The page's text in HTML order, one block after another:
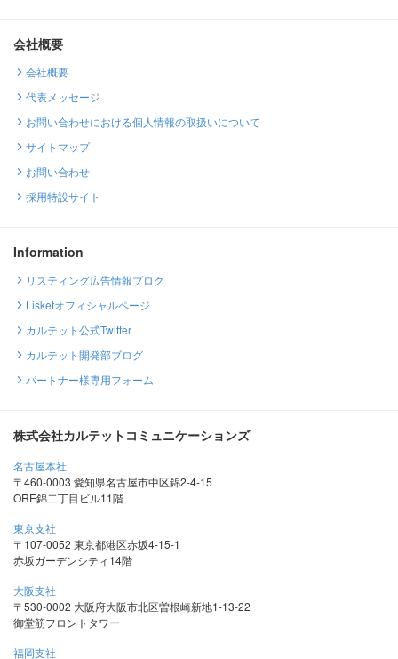
会社概要
会社概要
代表メッセージ
お問い合わせにおける個人情報の取扱いについて
サイトマップ
お問い合わせ
採用特設サイト
Information
リスティング広告情報ブログ
Lisketオフィシャルページ
カルテット公式Twitter
カルテット開発部ブログ
パートナー様専用フォーム
株式会社カルテットコミュニケーションズ
名古屋本社
〒460-0003 愛知県名古屋市中区錦2-4-15
ORE錦二丁目ビル11階
東京支社
〒107-0052 東京都港区赤坂4-15-1
赤坂ガーデンシティ14階
大阪支社
〒530-0002 大阪府大阪市北区曽根崎新地1-13-22
御堂筋フロントタワー
福岡支社